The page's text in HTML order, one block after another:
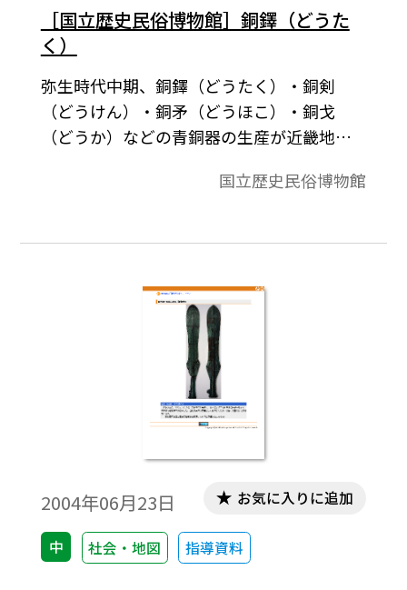
［国立歴史民俗博物館］銅鐸（どうた
く）
弥生時代中期、銅鐸（どうたく）・銅剣
（どうけん）・銅矛（どうほこ）・銅戈
（どうか）などの青銅器の生産が近畿地方
戸市生駒遺跡出土の銅鐸で、高さ52.8ｃｍ。
紀（しょくにほんぎ）」と「扶桑略記（ふ
みられる。銅鐸の用途については、農耕祭
祀のための「鐘（かね）」とする考え方
や、地中に埋めて、地霊や穀物の豊穣（ほう
じょう）を祈り祭るための祭祀とする考え
方などがある。（資料写真は国立歴史民俗
博物館所蔵、兵庫県生駒遺跡出土のもの）
国立歴史民俗博物館
2004年06月23日
中 社会・地図 指導資料
お気に入りに追加